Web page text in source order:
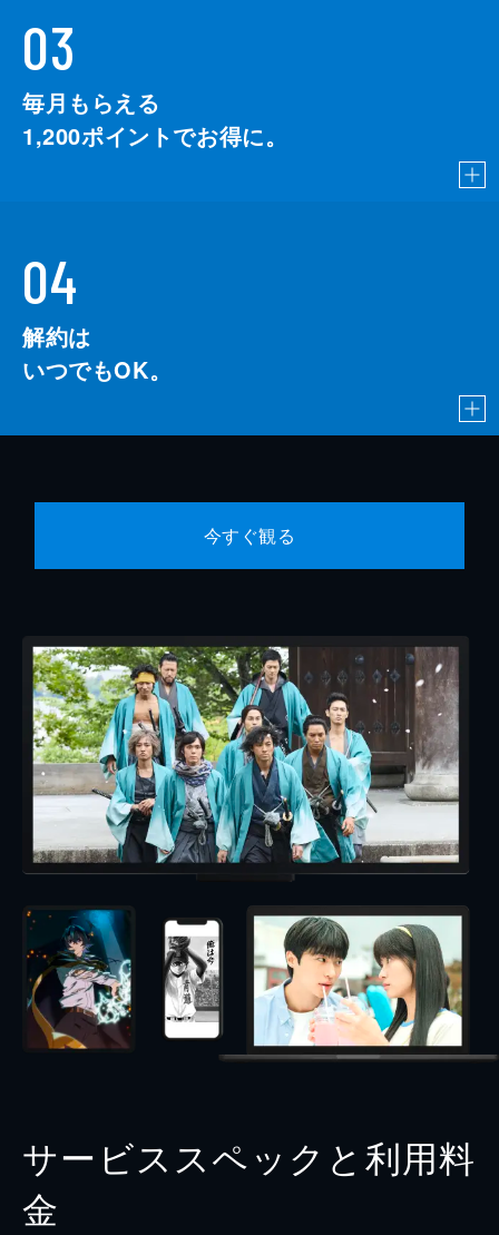
03
毎月もらえる
1,200ポイントでお得に。
04
解約は
いつでもOK。
今すぐ観る
サービススペックと利用料
金